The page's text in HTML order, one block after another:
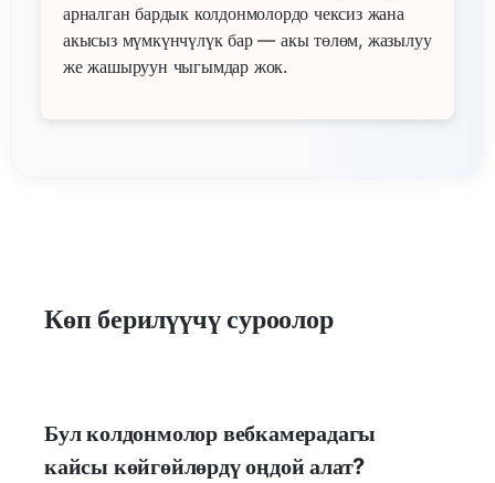
арналган бардык колдонмолордо чексиз жана
акысыз мүмкүнчүлүк бар — акы төлөм, жазылуу
же жашыруун чыгымдар жок.
Көп берилүүчү суроолор
Бул колдонмолор вебкамерадагы
кайсы көйгөйлөрдү оңдой алат?